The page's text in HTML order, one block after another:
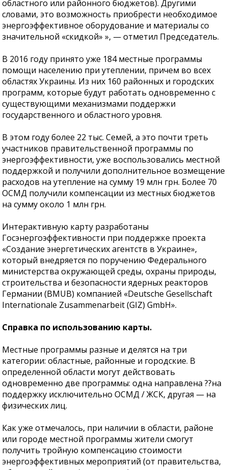
областного или районного бюджетов). Другими
словами, это возможность приобрести необходимое
энергоэффективное оборудование и материалы со
значительной «скидкой» », — отметил Председатель.
В 2016 году принято уже 184 местные программы
помощи населению при утеплении, причем во всех
областях Украины. Из них 160 районных и городских
программ, которые будут работать одновременно с
существующими механизмами поддержки
государственного и областного уровня.
В этом году более 22 тыс. Семей, а это почти треть
участников правительственной программы по
энергоэффективности, уже воспользовались местной
поддержкой и получили дополнительное возмещение
расходов на утепление на сумму 19 млн грн. Более 70
ОСМД получили компенсации из местных бюджетов
на сумму около 1 млн грн.
Интерактивную карту разработаны
Госэнергоэффективности при поддержке проекта
«Создание энергетических агентств в Украине»,
который внедряется по поручению Федерального
министерства окружающей среды, охраны природы,
строительства и безопасности ядерных реакторов
Германии (BMUB) компанией «Deutsche Gesellschaft
Internationale Zusammenarbeit (GIZ) GmbH».
Справка по использованию карты.
Местные программы разные и делятся на три
категории: областные, районные и городские. В
определенной области могут действовать
одновременно две программы: одна направлена ??на
поддержку исключительно ОСМД / ЖСК, другая — на
физических лиц.
Как уже отмечалось, при наличии в области, районе
или городе местной программы жители смогут
получить тройную компенсацию стоимости
энергоэффективных мероприятий (от правительства,